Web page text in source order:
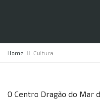
Home Cultura
O Centro Dragão do Mar